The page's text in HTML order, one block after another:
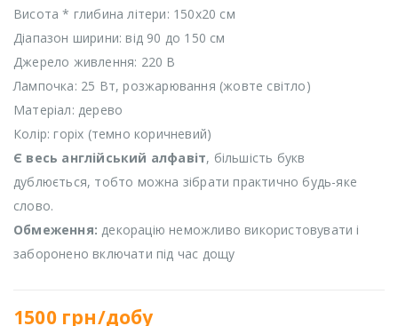
Висота * глибина літери: 150х20 см
Діапазон ширини: від 90 до 150 см
Джерело живлення: 220 В
Лампочка: 25 Вт, розжарювання (жовте світло)
Матеріал: дерево
Колір: горіх (темно коричневий)
Є весь англійський алфавіт, більшість букв
дублюється, тобто можна зібрати практично будь-яке
слово.
Обмеження: декорацію неможливо використовувати і
заборонено включати під час дощу
1500 грн/добу